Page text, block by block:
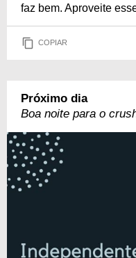
faz bem. Aproveite
COPIAR
Próximo dia
Boa noite para o